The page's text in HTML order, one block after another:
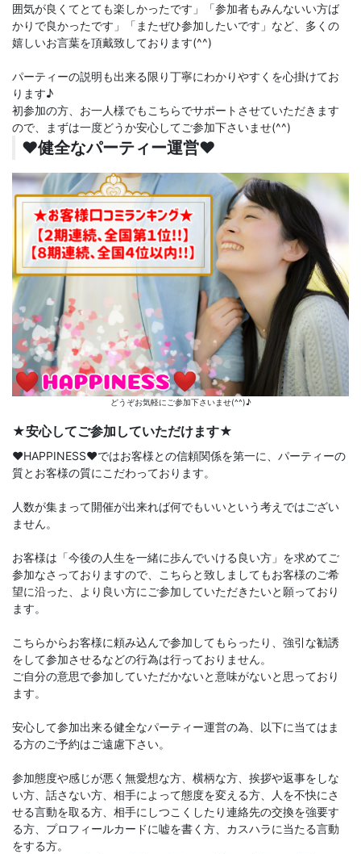
囲気が良くてとても楽しかったです」「参加者もみんないい方ば
かりで良かったです」「またぜひ参加したいです」など、多くの
嬉しいお言葉を頂戴致しております(^^)
パーティーの説明も出来る限り丁寧にわかりやすくを心掛けてお
ります♪
初参加の方、お一人様でもこちらでサポートさせていただきます
ので、まずは一度どうか安心してご参加下さいませ(^^)
♥️健全なパーティー運営♥️
どうぞお気軽にご参加下さいませ(^^)♪
★安心してご参加していただけます★
♥️HAPPINESS♥️ではお客様との信頼関係を第一に、パーティーの
質とお客様の質にこだわっております。
人数が集まって開催が出来れば何でもいいという考えではござい
ません。
お客様は「今後の人生を一緒に歩んでいける良い方」を求めてご
参加なさっておりますので、こちらと致しましてもお客様のご希
望に沿った、より良い方にご参加していただきたいと願っており
ます。
こちらからお客様に頼み込んで参加してもらったり、強引な勧誘
をして参加させるなどの行為は行っておりません。
ご自分の意思で参加していただかないと意味がないと思っており
ます。
安心して参加出来る健全なパーティー運営の為、以下に当てはま
る方のご予約はご遠慮下さい。
参加態度や感じが悪く無愛想な方、横柄な方、挨拶や返事をしな
い方、話さない方、相手によって態度を変える方、人を不快にさ
せる言動を取る方、相手にしつこくしたり連絡先の交換を強要す
る方、プロフィールカードに嘘を書く方、カスハラに当たる言動
をする方。